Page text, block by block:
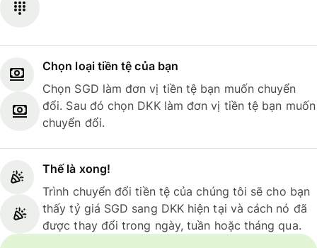
Chọn loại tiền tệ của bạn
Chọn SGD làm đơn vị tiền tệ bạn muốn chuyển
đổi. Sau đó chọn DKK làm đơn vị tiền tệ bạn muốn
chuyển đổi.
Thế là xong!
Trình chuyển đổi tiền tệ của chúng tôi sẽ cho bạn
thấy tỷ giá SGD sang DKK hiện tại và cách nó đã
được thay đổi trong ngày, tuần hoặc tháng qua.